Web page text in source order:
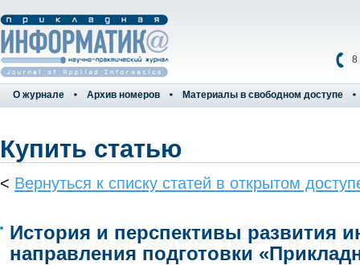
8
О журнале Архив номеров Материалы в свободном доступе
Купить статью
< Вернуться к списку статей в открытом
История и перспективы развития
направления подготовки